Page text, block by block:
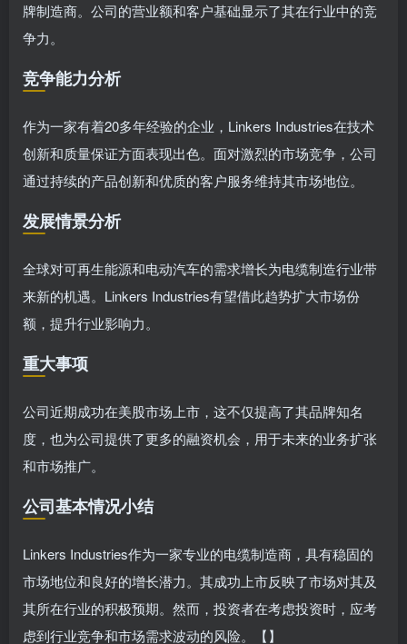
牌制造商。公司的营业额和客户基础显示了其在行业中的竞
争力。
竞争能力分析
作为一家有着20多年经验的企业，Linkers Industries在技术
创新和质量保证方面表现出色。面对激烈的市场竞争，公司
通过持续的产品创新和优质的客户服务维持其市场地位。
发展情景分析
全球对可再生能源和电动汽车的需求增长为电缆制造行业带
来新的机遇。Linkers Industries有望借此趋势扩大市场份
额，提升行业影响力。
重大事项
公司近期成功在美股市场上市，这不仅提高了其品牌知名
度，也为公司提供了更多的融资机会，用于未来的业务扩张
和市场推广。
公司基本情况小结
Linkers Industries作为一家专业的电缆制造商，具有稳固的
市场地位和良好的增长潜力。其成功上市反映了市场对其及
其所在行业的积极预期。然而，投资者在考虑投资时，应考
虑到行业竞争和市场需求波动的风险。【】